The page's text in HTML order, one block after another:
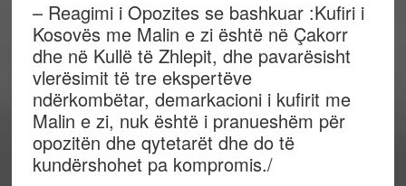
– Reagimi i Opozites se bashkuar :Kufiri i
Kosovës me Malin e zi është në Çakorr
dhe në Kullë të Zhlepit, dhe pavarësisht
vlerësimit të tre ekspertëve
ndërkombëtar, demarkacioni i kufirit me
Malin e zi, nuk është i pranueshëm për
opozitën dhe qytetarët dhe do të
kundërshohet pa kompromis./